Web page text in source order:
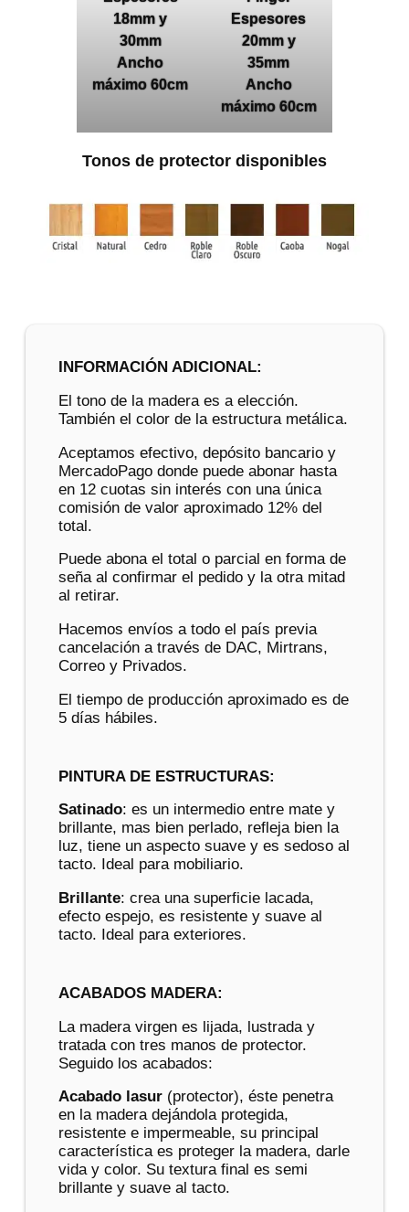
18mm y
30mm
Ancho
máximo 60cm
Espesores
20mm y
35mm
Ancho
máximo 60cm
Tonos de protector disponibles
INFORMACIÓN ADICIONAL:
El tono de la madera es a elección.
También el color de la estructura metálica.
Aceptamos efectivo, depósito bancario y
MercadoPago donde puede abonar hasta
en 12 cuotas sin interés con una única
comisión de valor aproximado 12% del
total.
Puede abona el total o parcial en forma de
seña al confirmar el pedido y la otra mitad
al retirar.
Hacemos envíos a todo el país previa
cancelación a través de DAC, Mirtrans,
Correo y Privados.
El tiempo de producción aproximado es de
5 días hábiles.
PINTURA DE ESTRUCTURAS:
Satinado: es un intermedio entre mate y
brillante, mas bien perlado, refleja bien la
luz, tiene un aspecto suave y es sedoso al
tacto. Ideal para mobiliario.
Brillante: crea una superficie lacada,
efecto espejo, es resistente y suave al
tacto. Ideal para exteriores.
ACABADOS MADERA:
La madera virgen es lijada, lustrada y
tratada con tres manos de protector.
Seguido los acabados:
Acabado lasur(protector), éste penetra
en la madera dejándola protegida,
resistente e impermeable, su principal
característica es proteger la madera, darle
vida y color. Su textura final es semi
brillante y suave al tacto.